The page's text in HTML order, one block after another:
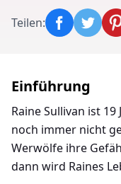
Teilen:
Einführung
Raine Sullivan ist
noch immer nicht
Werwölfe ihre
dann wird Raines